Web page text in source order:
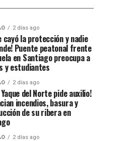
2 días ago
cayó la protección y nadie
Puente peatonal frente
en Santiago preocupa a
y estudiantes
2 días ago
Yaque del Norte pide auxilio!
incendios, basura y
de su ribera en
2 días ago